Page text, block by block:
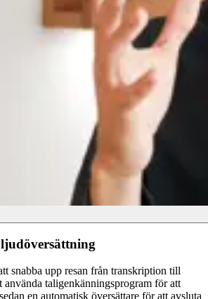
snabba upp resan från transkription till
använda taligenkänningsprogram för att
en automatisk översättare för att avsluta